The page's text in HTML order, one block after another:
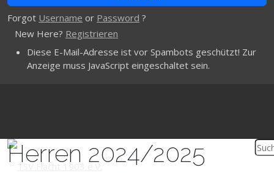
Forgot Username or Password ?
New Here? Registrieren
Diese E-Mail-Adresse ist vor Spambots geschützt! Zur
Anzeige muss JavaScript eingeschaltet sein.
Herren 2024/2025